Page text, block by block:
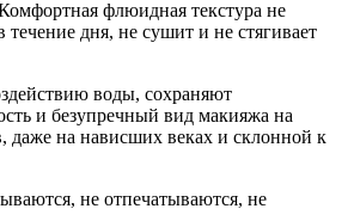
флюидная текстура не
течение дня, не сушит и не стягивает
воды, сохраняют
и безупречный вид макияжа на
даже на нависших веках и склонной к
не отпечатываются, не